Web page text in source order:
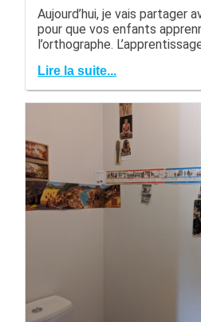
Aujourd’hui, je vais partager
pour que vos enfants
l’orthographe.
Lire la suite...